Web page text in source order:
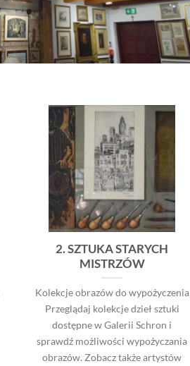
2. SZTUKA STARYCH
MISTRZÓW
Kolekcje obrazów do wypożyczenia
Przeglądaj kolekcje dzieł sztuki
dostępne w Galerii Schron i
sprawdź możliwości wypożyczania
obrazów. Zobacz także artystów